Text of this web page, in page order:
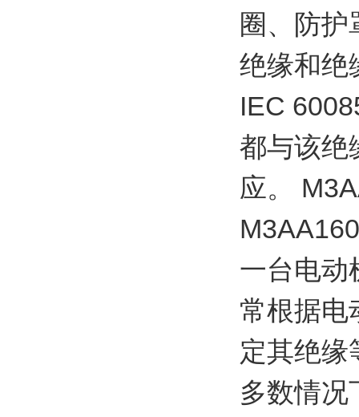
圈、防护
绝缘和绝
IEC
都与该绝
应。
一台电动
常根据电
定其绝缘
多数情况